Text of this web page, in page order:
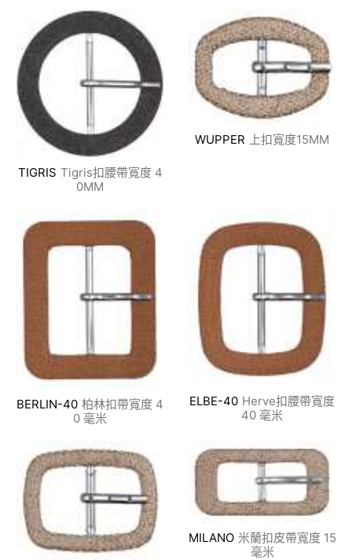
TIGRIS Tigris扣腰帶寬度 4
0MM
WUPPER 上扣寬度15MM
BERLIN-40 柏林扣帶寬度 4
0 毫米
ELBE-40 Herve扣腰帶寬度
40 毫米
MILANO 米蘭扣皮帶寬度 15
毫米